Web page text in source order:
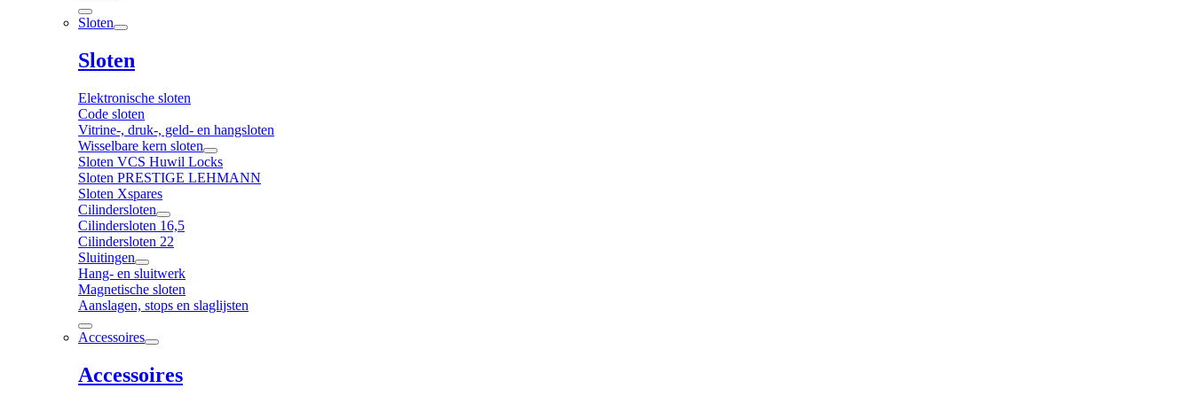
Sloten
Sloten
Elektronische sloten
Code sloten
Vitrine-, druk-, geld- en hangsloten
Wisselbare kern sloten
Sloten VCS Huwil Locks
Sloten PRESTIGE LEHMANN
Sloten Xspares
Cilindersloten
Cilindersloten 16,5
Cilindersloten 22
Sluitingen
Hang- en sluitwerk
Magnetische sloten
Aanslagen, stops en slaglijsten
Accessoires
Accessoires